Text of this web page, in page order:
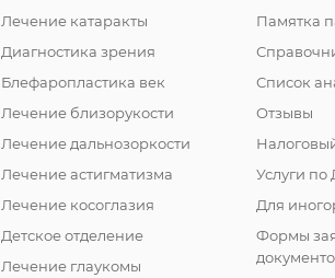
Лечение катаракты
Диагностика зрения
Блефаропластика век
Лечение близорукости
Лечение дальнозоркости
Лечение астигматизма
Лечение косоглазия
Детское отделение
Лечение глаукомы
Памятка
Список
Отзывы
Услуги
Для
Формы